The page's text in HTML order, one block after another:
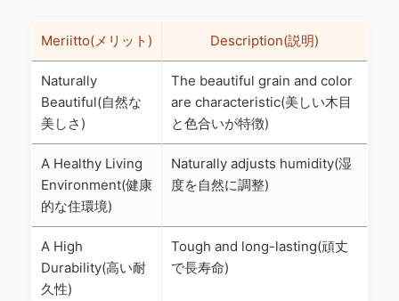
Meriitto(メリット) Description(説明)
Naturally
Beautiful(自然な
美しさ)
The beautiful grain and color
are characteristic(美しい木目
と色合いが特徴)
A Healthy Living
Environment(健康
的な住環境)
Naturally adjusts humidity(湿
度を自然に調整)
A High
Durability(高い耐
久性)
Tough and long-lasting(頑丈
で長寿命)